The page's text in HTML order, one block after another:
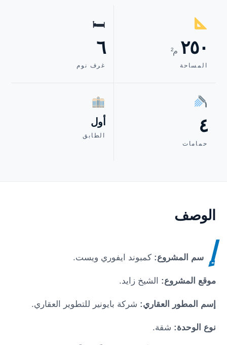
٢٥٠ م²
المساحة
🛏
٦
غرف نوم
٤
حمامات
أول
الطابق
الوصف
إ سم المشروع:كمبوند ايفوري ويست.
موقع المشروع: الشيخ زايد.
إسم المطور العقاري: شركة بايونير للتطوير العقاري.
نوع الوحدة: شقة.